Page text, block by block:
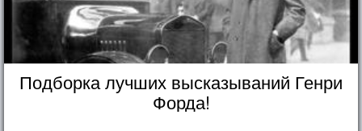
Подборка лучших высказываний Генри
Форда!